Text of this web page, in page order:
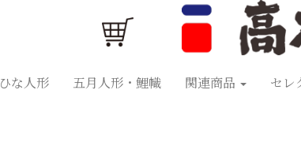
ことのは五月人形 お正月飾り
ひな人形 五月人形・鯉幟 関連商品 セレ